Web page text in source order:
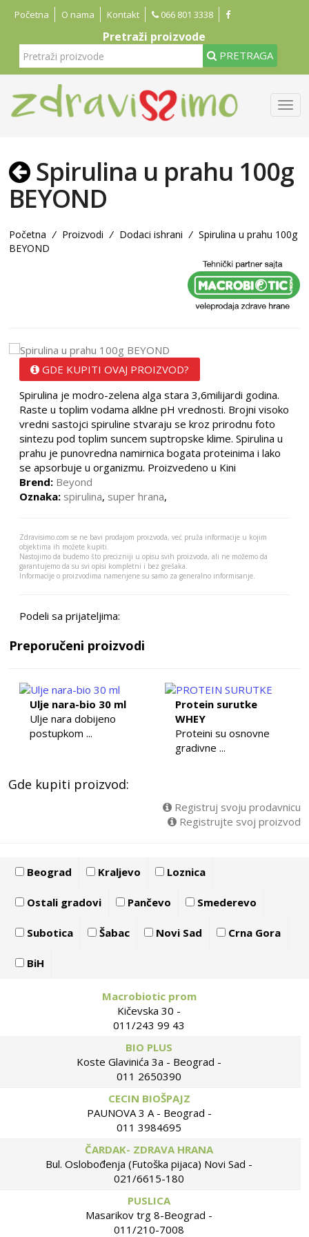
Početna O nama Kontakt 066 801 3338
Pretraži proizvode
PRETRAGA
Spirulina u prahu 100g
BEYOND
Početna / Proizvodi / Dodaci ishrani / Spirulina u prahu 100g
BEYOND
GDE KUPITI OVAJ PROIZVOD?
Spirulina je modro-zelena alga stara 3,6milijardi godina.
Raste u toplim vodama alklne pH vrednosti. Brojni visoko
vredni sastojci spiruline stvaraju se kroz prirodnu foto
sintezu pod toplim suncem suptropske klime. Spirulina u
prahu je punovredna namirnica bogata proteinima i lako
se apsorbuje u organizmu. Proizvedeno u Kini
Brend: Beyond
Oznaka: spirulina, super hrana,
Zdravisimo.com se ne bavi prodajom proizvoda, već pruža informacije u kojim
objektima ih možete kupiti.
Nastojimo da budemo što precizniji u opisu svih proizvoda, ali ne možemo da
garantujemo da su svi opisi kompletni i bez grešaka.
Informacije o proizvodima namenjene su samo za generalno informisanje.
Podeli sa prijateljima:
Preporučeni proizvodi
Ulje nara-bio 30 ml
Ulje nara dobijeno
postupkom ...
Protein surutke
WHEY
Proteini su osnovne
gradivne ...
Gde kupiti proizvod:
Registruj svoju prodavnicu
Registrujte svoj proizvod
Beograd Kraljevo Loznica
Ostali gradovi Pančevo Smederevo
Subotica Šabac Novi Sad Crna Gora
BiH
Macrobiotic prom
Kičevska 30 -
011/243 99 43
BIO PLUS
Koste Glavinića 3a - Beograd -
011 2650390
CECIN BIOŠPAJZ
PAUNOVA 3 A - Beograd -
011 3984695
ČARDAK- ZDRAVA HRANA
Bul. Oslobođenja (Futoška pijaca) Novi Sad -
021/6615-180
PUSLICA
Masarikov trg 8-Beograd -
011/210-7008